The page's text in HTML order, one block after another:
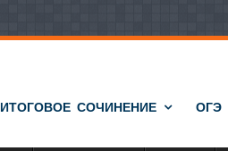
ИТОГОВОЕ СОЧИНЕНИЕ ОГЭ